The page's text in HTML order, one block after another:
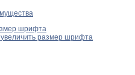
шрифта
увеличить размер шрифта